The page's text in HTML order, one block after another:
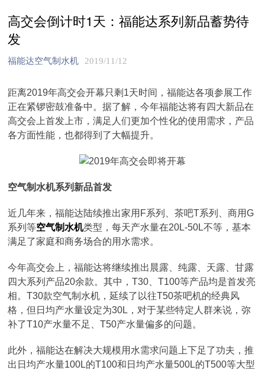
高交会倒计时1天：福能达系列新品蓄势待
发
福能达空气制水机 2019/11/12
距离2019年高交会开幕只剩1天时间，福能达各项参展工作
正在紧锣密鼓准备中。据了解，今年福能达将有四大新品在
高交会上首发上市，满足人们更加个性化的使用需求，产品
各方面性能，也都得到了大幅提升。
空气制水机系列新品首发
近几年来，福能达陆续推出家用F系列、茶吧T系列、商用G
系列等空气制水机类型，每天产水量在20L-50L不等，基本
满足了家庭和商务场合的用水需求。
今年高交会上，福能达将继续推出晨露、纯露、天露、甘露
四大系列产品20余款。其中，T30、T100等产品均是首发亮
相。T30款空气制水机，延续了以往T50茶吧机的经典风
格，但日均产水量设定为30L，对于某些特定人群来说，弥
补了T10产水量不足、T50产水量偏多的问题。
此外，福能达在解决大规模用水需求问题上下足了功夫，推
出日均产水量100L的T100和日均产水量500L的T500等大型